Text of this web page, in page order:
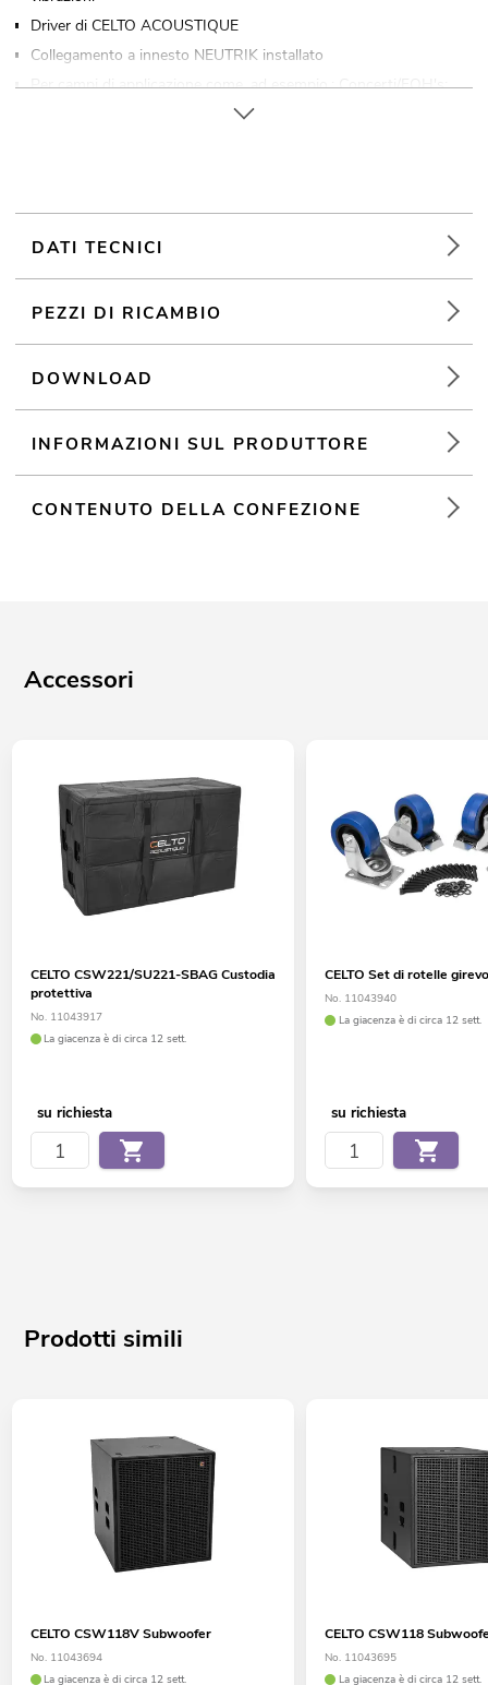
Driver di CELTO ACOUSTIQUE
Collegamento a innesto NEUTRIK installato
Per campi di applicazione come, ad esempio,: Concerti/FOH's;
club/scuole di danza; matrimoni/Gala/Eventi; installazione;
DATI TECNICI
PEZZI DI RICAMBIO
DOWNLOAD
INFORMAZIONI SUL PRODUTTORE
CONTENUTO DELLA CONFEZIONE
Accessori
CELTO CSW221/SU221-SBAG Custodia
protettiva
No. 11043917
La giacenza è di circa 12 sett.
su richiesta
CELTO Set di rotelle
No. 11043940
La giacenza è di circa 12 sett.
su richiesta
Prodotti simili
CELTO CSW118V Subwoofer
No. 11043694
La giacenza è di circa 12 sett.
CELTO CSW118
No. 11043695
La giacenza è di circa 12 sett.